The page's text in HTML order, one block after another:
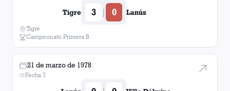
Tigre 3 | 0 Lanús
Tigre
Campeonato Primera B
21 de marzo de 1978
Fecha 7